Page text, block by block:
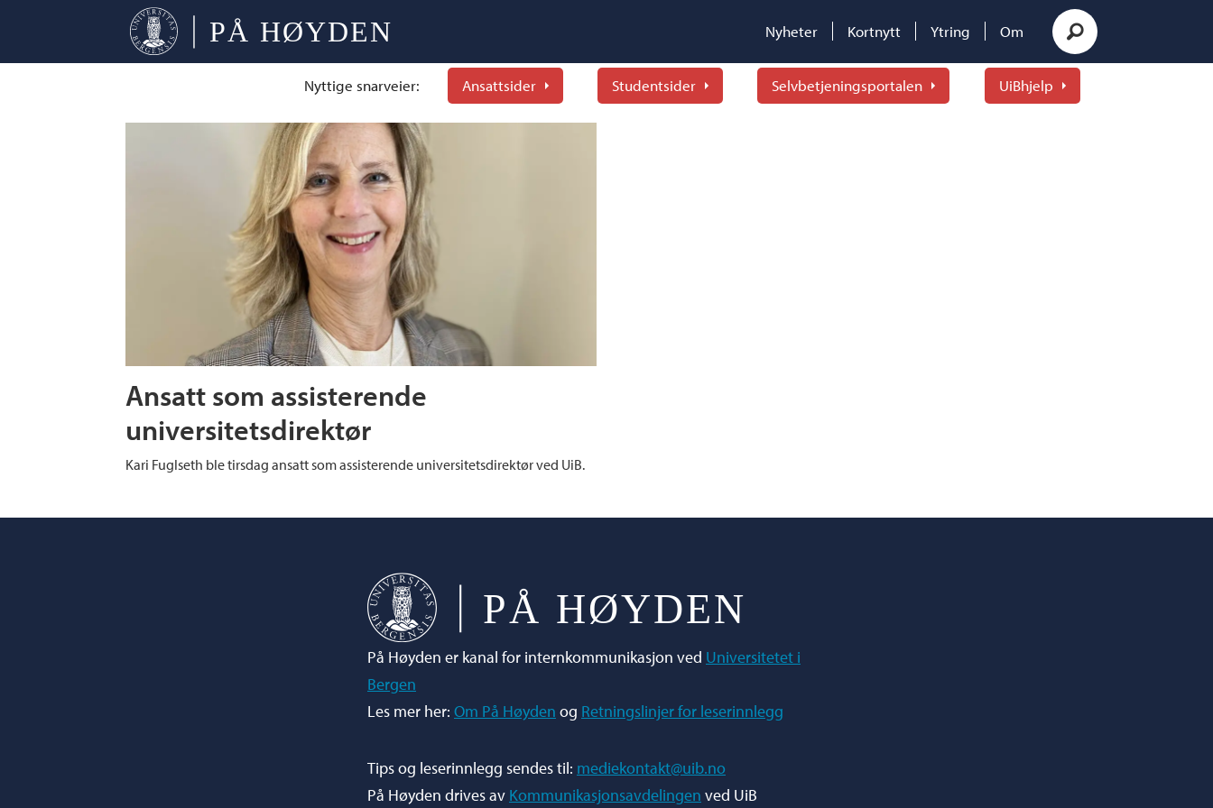
Nyheter Kortnytt Ytring Om
Nyttige snarveier: Ansattsider Studentsider Selvbetjeningsportalen UiBhjelp
universitetsdirektø
Ansatt som assisterende
universitetsdirektør
Kari Fuglseth ble tirsdag ansatt som assisterende universitetsdirektør ved UiB.
På Høyden er kanal for internkommunikasjon ved Universitetet i
Bergen
Les mer her: Om På Høyden og Retningslinjer for leserinnlegg
Tips og leserinnlegg sendes til: mediekontakt@uib.no
På Høyden drives av Kommunikasjonsavdelingen ved UiB